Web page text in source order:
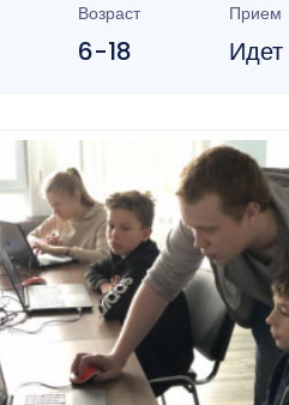
Возраст
6-18
Прием
Идет